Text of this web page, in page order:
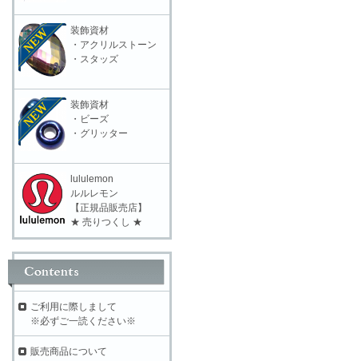
装飾資材
・アクリルストーン
・スタッズ
装飾資材
・ビーズ
・グリッター
lululemon
ルルレモン
【正規品販売店】
★ 売りつくし ★
ご利用に際しまして
※必ずご一読ください※
販売商品について